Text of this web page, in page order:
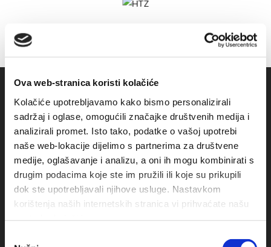
Ova web-stranica koristi kolačiće
Kolačiće upotrebljavamo kako bismo personalizirali
sadržaj i oglase, omogućili značajke društvenih medija i
analizirali promet. Isto tako, podatke o vašoj upotrebi
naše web-lokacije dijelimo s partnerima za društvene
medije, oglašavanje i analizu, a oni ih mogu kombinirati s
drugim podacima koje ste im pružili ili koje su prikupili
dok ste upotrebljavali njihove usluge. Nastavkom
korištenja naših internetskih stranica vi prihvaćate našu
Obala sv. Nikole 31, Baška Voda
+385(0)21 620713